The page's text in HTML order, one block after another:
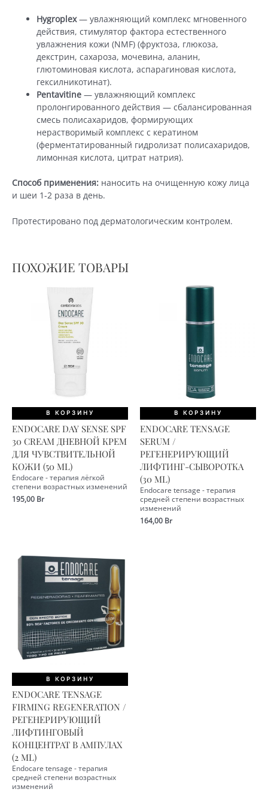
Hygroplex— увлажняющий комплекс мгновенного
действия, стимулятор фактора естественного
увлажнения кожи (NMF) (фруктоза, глюкоза,
декстрин, сахароза, мочевина, аланин,
глютоминовая кислота, аспарагиновая кислота,
гексилникотинат).
Pentavitine— увлажняющий комплекс
пролонгированного действия — сбалансированная
смесь полисахаридов, формирующих
нерастворимый комплекс с кератином
(ферментатированный гидролизат полисахаридов,
лимонная кислота, цитрат натрия).
Способ применения: наносить на очищенную кожу лица
и шеи 1-2 раза в день.
Протестировано под дерматологическим контролем.
ПОХОЖИЕ ТОВАРЫ
В КОРЗИНУ
ENDOCARE DAY SENSE SPF
30 CREAM ДНЕВНОЙ КРЕМ
ДЛЯ ЧУВСТВИТЕЛЬНОЙ
КОЖИ (50 ML)
Endocare - терапия лёгкой
степени возрастных изменений
195,00 Br
В КОРЗИНУ
ENDOCARE TENSAGE
SERUM /
РЕГЕНЕРИРУЮЩИЙ
ЛИФТИНГ-СЫВОРОТКА
(30 ML)
Endocare tensage - терапия
средней степени возрастных
изменений
164,00 Br
В КОРЗИНУ
ENDOCARE TENSAGE
FIRMING REGENERATION /
РЕГЕНЕРИРУЮЩИЙ
ЛИФТИНГОВЫЙ
КОНЦЕНТРАТ В АМПУЛАХ
(2 ML)
Endocare tensage - терапия
средней степени возрастных
изменений